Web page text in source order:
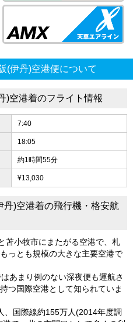
(伊丹)空港便について
)空港着のフライト情報
7:40
18:05
約1時間55分
¥13,030
)空港着の飛行機・格安航
苫小牧市にまたがる空港で、札
っとも規模の大きな主要空港で
あまり例のない深夜便も運航さ
つ国際空港として知られていま
、国際線約155万人(2014年度調